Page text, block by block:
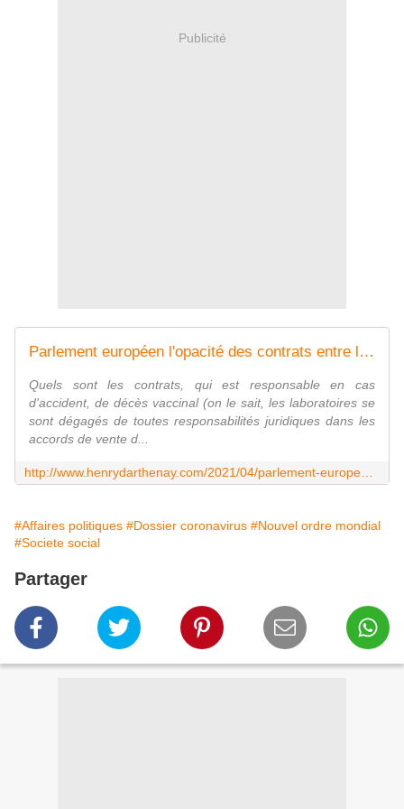
Publicité
Parlement européen l'opacité des contrats entre les Etats et les laboratoires pour la Covid19 - Vouillé un peu d'Histoire
Quels sont les contrats, qui est responsable en cas
d'accident, de décès vaccinal (on le sait, les laboratoires se
sont dégagés de toutes responsabilités juridiques dans les
accords de vente d...
#Affaires politiques #Dossier coronavirus #Nouvel ordre mondial
#Societe social
Partager